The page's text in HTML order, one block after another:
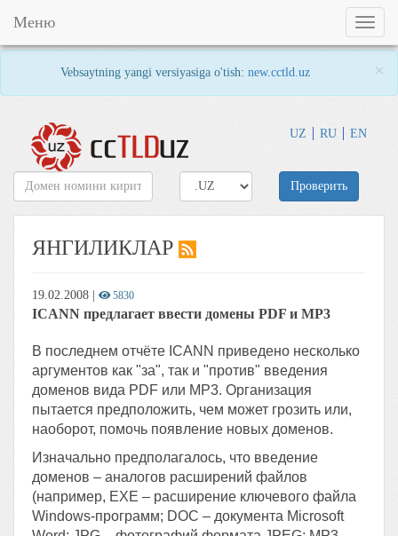
Vebsaytning yangi versiyasiga o'tish: new.cctld.uz ×
UZ RU EN
Toggle
Меню
Проверить
ЯНГИЛИКЛАР
19.02.2008 5830
ICANN предлагает ввести домены PDF и MP3
В последнем отчёте IСАNN приведено несколько
аргументов как "за", так и "против" введения
доменов вида PDF или MP3. Организация
пытается предположить, чем может грозить или,
наоборот, помочь появление новых доменов.
Изначально предполагалось, что введение
доменов – аналогов расширений файлов
(например, EXE – расширение ключевого файла
Windows-программ; DOC – документа Microsoft